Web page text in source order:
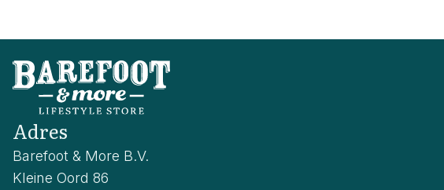
Adres
Barefoot & More B.V.
Kleine Oord 86